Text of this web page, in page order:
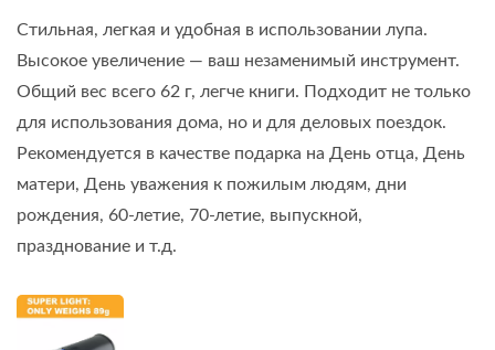
Стильная, легкая и удобная в использовании лупа.
Высокое увеличение — ваш незаменимый инструмент.
Общий вес всего 62 г, легче книги. Подходит не только
для использования дома, но и для деловых поездок.
Рекомендуется в качестве подарка на День отца, День
матери, День уважения к пожилым людям, дни
рождения, 60-летие, 70-летие, выпускной,
празднование и т.д.